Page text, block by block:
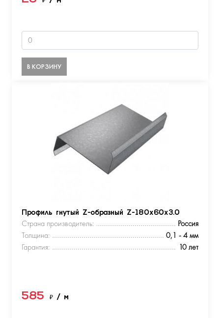
В КОРЗИНУ
Профиль гнутый Z-образный Z-180х60х3.0
Страна производитель:
Россия
Толщина:
0,1 - 4 мм
Гарантия:
10 лет
585 ₽ / м